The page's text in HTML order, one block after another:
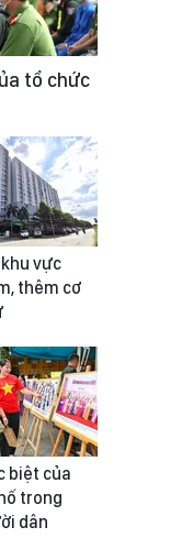
tổ chức
vực
thêm cơ
biệt của
trong
dân